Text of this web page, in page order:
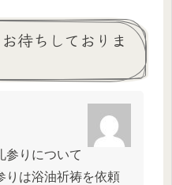
待ちしておりま
参りについて
りは浴油祈祷を依頼